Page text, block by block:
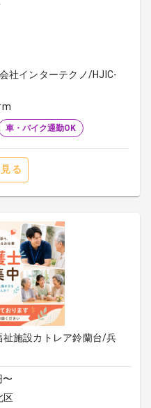
社インターテクノ/HJIC-
車・バイク通勤OK
る
祉施設カトレア鈴蘭台/兵
〜
区